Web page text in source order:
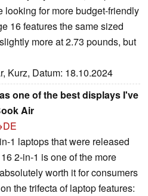
looking for more budget-friendly
16 features the same sized
more at 2.73 pounds, but
Kurz, Datum: 18.10.2024
one of the best displays I've
Air
1 laptops that were released
2-in-1 is one of the more
worth it for consumers
the trifecta of laptop features: